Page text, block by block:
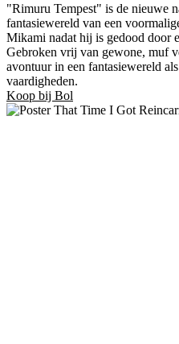
"Rimuru Tempest" is de nieuwe
fantasiewereld van een
Mikami nadat hij is gedood door
Gebroken vrij van gewone, muf
avontuur in een fantasiewereld
vaardigheden.
Koop bij Bol